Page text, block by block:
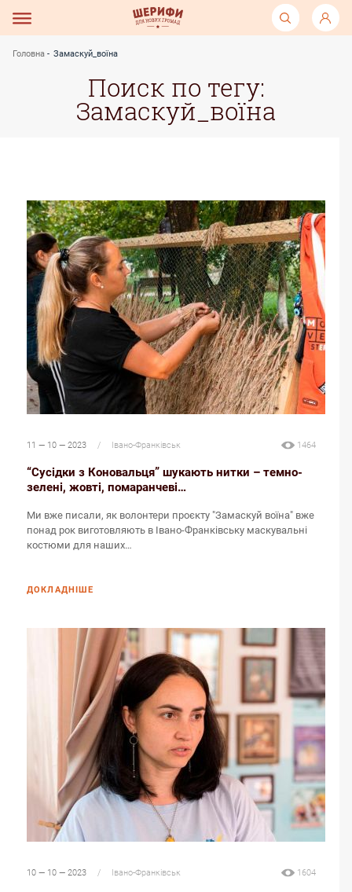
Головна Замаскуй_воїна
Поиск по тегу:
Замаскуй_воїна
11 — 10 — 2023 / Івано-Франківськ 1464
“Сусідки з Коновальця” шукають нитки – темно-
зелені, жовті, помаранчеві…
Ми вже писали, як волонтери проєкту "Замаскуй воїна" вже
понад рок виготовляють в Івано-Франківську маскувальні
костюми для наших…
ДОКЛАДНІШЕ
10 — 10 — 2023 / Івано-Франківськ 1604